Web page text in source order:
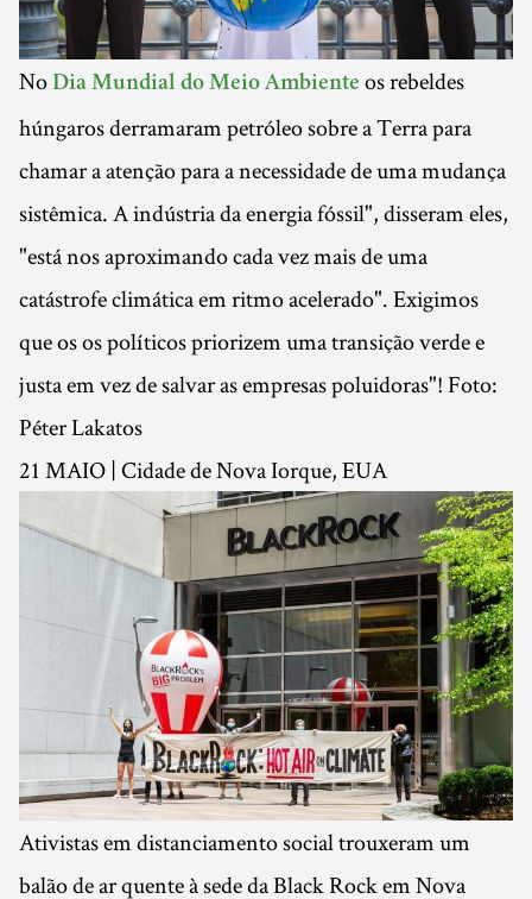
No Dia Mundial do Meio Ambiente os rebeldes
húngaros derramaram petróleo sobre a Terra para
chamar a atenção para a necessidade de uma mudança
sistêmica. A indústria da energia fóssil", disseram eles,
"está nos aproximando cada vez mais de uma
catástrofe climática em ritmo acelerado". Exigimos
que os os políticos priorizem uma transição verde e
justa em vez de salvar as empresas poluidoras"! Foto:
Péter Lakatos
21 MAIO | Cidade de Nova Iorque, EUA
Ativistas em distanciamento social trouxeram um
balão de ar quente à sede da Black Rock em Nova